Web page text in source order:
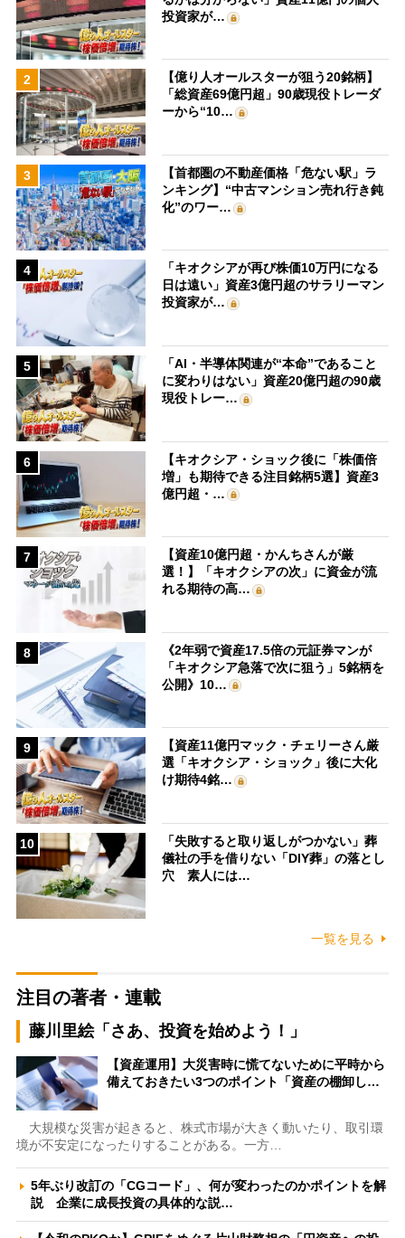
投資家が…
2
【億り人オールスターが狙う20銘柄】
「総資産69億円超」90歳現役トレーダ
ーから“10…
3
【首都圏の不動産価格「危ない駅」ラ
ンキング】“中古マンション売れ行き鈍
化”のワー…
4
「キオクシアが再び株価10万円になる
日は遠い」資産3億円超のサラリーマン
投資家が…
5
「AI・半導体関連が“本命”であること
に変わりはない」資産20億円超の90歳
現役トレー…
6
【キオクシア・ショック後に「株価倍
増」も期待できる注目銘柄5選】資産3
億円超・…
7
【資産10億円超・かんちさんが厳
選！】「キオクシアの次」に資金が流
れる期待の高…
8
《2年弱で資産17.5倍の元証券マンが
「キオクシア急落で次に狙う」5銘柄を
公開》10…
9
【資産11億円マック・チェリーさん厳
選「キオクシア・ショック」後に大化
け期待4銘…
10
「失敗すると取り返しがつかない」葬
儀社の手を借りない「DIY葬」の落とし
穴 素人には…
一覧を見る
注目の著者・連載
藤川里絵「さあ、投資を始めよう！」
【資産運用】大災害時に慌てないために平時から
備えておきたい3つのポイント「資産の棚卸し…
大規模な災害が起きると、株式市場が大きく動いたり、取引環
境が不安定になったりすることがある。一方…
5年ぶり改訂の「CGコード」、何が変わったのかポイントを解
説 企業に成長投資の具体的な説…